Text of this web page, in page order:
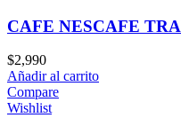
CAFE NESCAFE
$2,990
Añadir al carrito
Compare
Wishlist